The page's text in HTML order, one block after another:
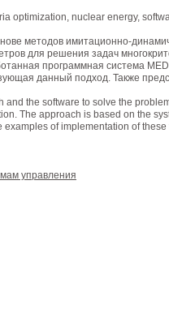
optimization, nuclear energy,
методов имитационно-
для решения задач
программная система
данный подход. Также
and the software to solve the
The approach is based on the
of implementation of these
управления